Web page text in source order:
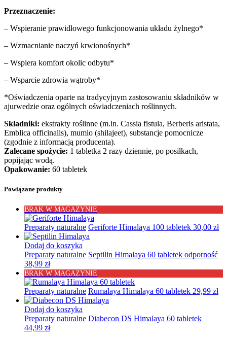
Przeznaczenie:
– Wspieranie prawidłowego funkcjonowania układu żylnego*
– Wzmacnianie naczyń krwionośnych*
– Wspiera komfort okolic odbytu*
– Wsparcie zdrowia wątroby*
*Oświadczenia oparte na tradycyjnym zastosowaniu składników w
ajurwedzie oraz ogólnych oświadczeniach roślinnych.
Składniki: ekstrakty roślinne (m.in. Cassia fistula, Berberis aristata,
Emblica officinalis), mumio (shilajeet), substancje pomocnicze
(zgodnie z informacją producenta).
Zalecane spożycie: 1 tabletka 2 razy dziennie, po posiłkach,
popijając wodą.
Opakowanie: 60 tabletek
Powiązane produkty
BRAK W MAGAZYNIE
Preparaty naturalne Geriforte Himalaya 100 tabletek 30,00 zł
Dodaj do koszyka
Preparaty naturalne Septilin Himalaya 60 tabletek odporność
38,99 zł
BRAK W MAGAZYNIE
Preparaty naturalne Rumalaya Himalaya 60 tabletek 29,99 zł
Dodaj do koszyka
Preparaty naturalne Diabecon DS Himalaya 60 tabletek
44,99 zł